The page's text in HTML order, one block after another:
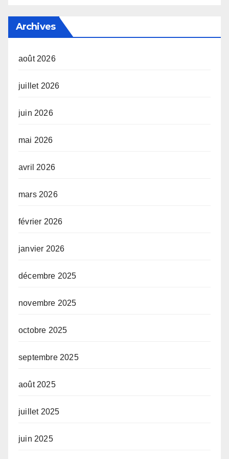
Archives
août 2026
juillet 2026
juin 2026
mai 2026
avril 2026
mars 2026
février 2026
janvier 2026
décembre 2025
novembre 2025
octobre 2025
septembre 2025
août 2025
juillet 2025
juin 2025